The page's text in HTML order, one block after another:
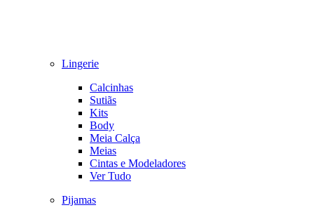
Lingerie
Calcinhas
Sutiãs
Kits
Body
Meia Calça
Meias
Cintas e Modeladores
Ver Tudo
Pijamas